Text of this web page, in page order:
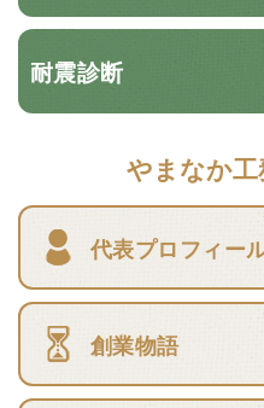
耐震診断
やまなか
代表プロフィー
創業物語